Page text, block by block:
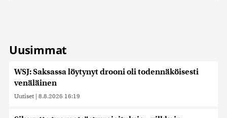
Uusimmat
WSJ: Saksassa löytynyt drooni oli todennäköisesti
venäläinen
Uutiset | 8.8.2026 16:19